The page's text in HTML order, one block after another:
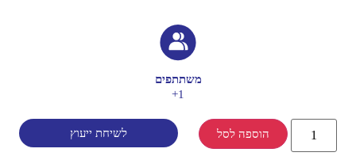
משתתפים
1+
הוספה לסל לשיחת ייעוץ